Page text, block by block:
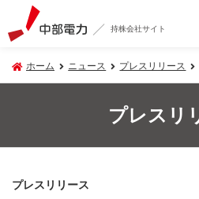
持株会社サイト
ホーム ニュース プレスリリース
プレスリ
プレスリリース